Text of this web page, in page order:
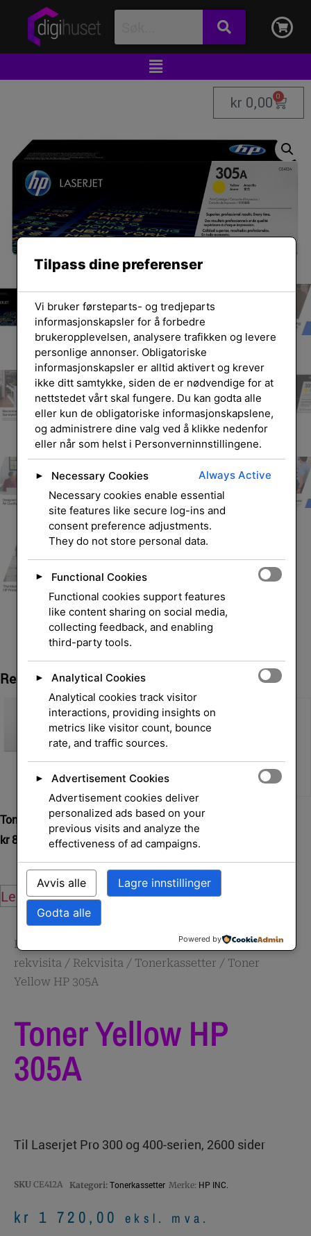
kr 0,00 0
Relaterte Produkter
Toner kit Black for OKI,
kr867,00 eksl. mva.
Legg i handlekurv
SVC Magenta Managed LJ
Toner
kr 6 285,00
Legg i handlekurv
Hjem
rekvisita / Rekvisita / Tonerkassetter / Toner
Yellow HP 305A
Toner Yellow HP
305A
Til Laserjet Pro 300 og 400-serien, 2600 sider
SKU CE412A Kategori: Tonerkassetter Merke: HP INC.
kr 1 720,00 eksl. mva.
Tilpass dine preferenser
Vi bruker førsteparts- og tredjeparts
informasjonskapsler for å forbedre
brukeropplevelsen, analysere trafikken og levere
personlige annonser. Obligatoriske
informasjonskapsler er alltid aktivert og krever
ikke ditt samtykke, siden de er nødvendige for at
nettstedet vårt skal fungere. Du kan godta alle
eller kun de obligatoriske informasjonskapslene,
og administrere dine valg ved å klikke nedenfor
eller når som helst i Personverninnstillingene.
► Necessary Cookies
Always Active
Necessary cookies enable essential
site features like secure log-ins and
consent preference adjustments.
They do not store personal data.
►
Functional Cookies
Functional cookies support features
like content sharing on social media,
collecting feedback, and enabling
third-party tools.
►
Analytical Cookies
Analytical cookies track visitor
interactions, providing insights on
metrics like visitor count, bounce
rate, and traffic sources.
►
Advertisement Cookies
Advertisement cookies deliver
personalized ads based on your
previous visits and analyze the
effectiveness of ad campaigns.
Avvis alle Lagre innstillinger
Godta alle
Powered by